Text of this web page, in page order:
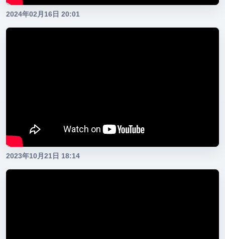
2024年02月16日 20:01
2023年10月21日 18:14